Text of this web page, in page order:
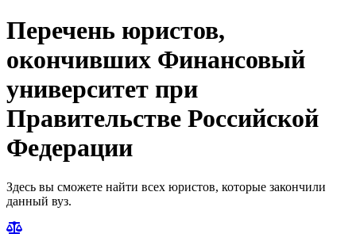
Перечень юристов,
окончивших Финансовый
университет при
Правительстве Российской
Федерации
Здесь вы сможете найти всех юристов, которые закончили
данный вуз.